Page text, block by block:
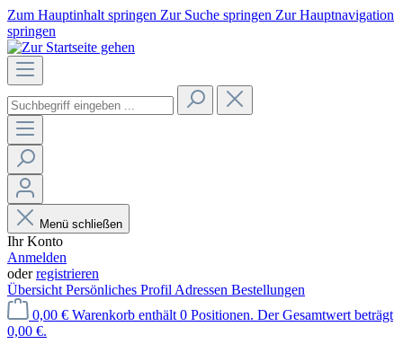
Zum Hauptinhalt springen Zur Suche springen Zur Hauptnavigation
springen
Menü schließen
Ihr Konto
Anmelden
oderregistrieren
Übersicht Persönliches Profil Adressen Bestellungen
0,00 € Warenkorb enthält 0 Positionen. Der Gesamtwert beträgt
0,00 €.